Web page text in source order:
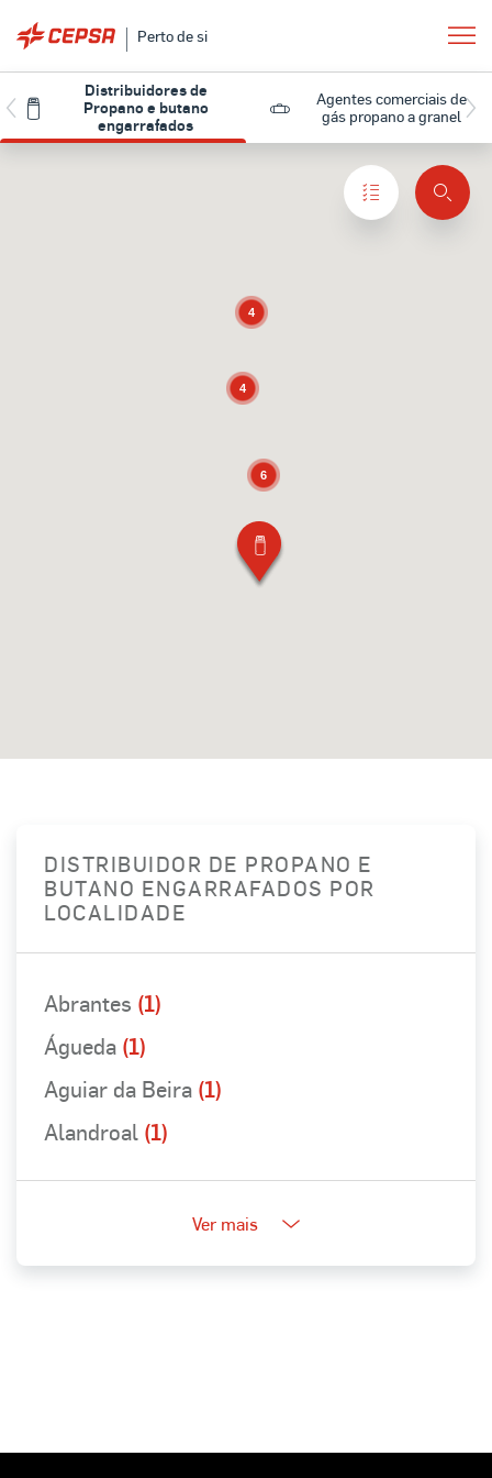
Perto de si
Distribuidores de
Propano e butano
engarrafados
Agentes comerciais de
gás propano a granel
4
6
4
DISTRIBUIDOR DE PROPANO E
BUTANO ENGARRAFADOS POR
LOCALIDADE
Ver mais
Abrantes (1)
Águeda (1)
Aguiar da Beira (1)
Alandroal (1)